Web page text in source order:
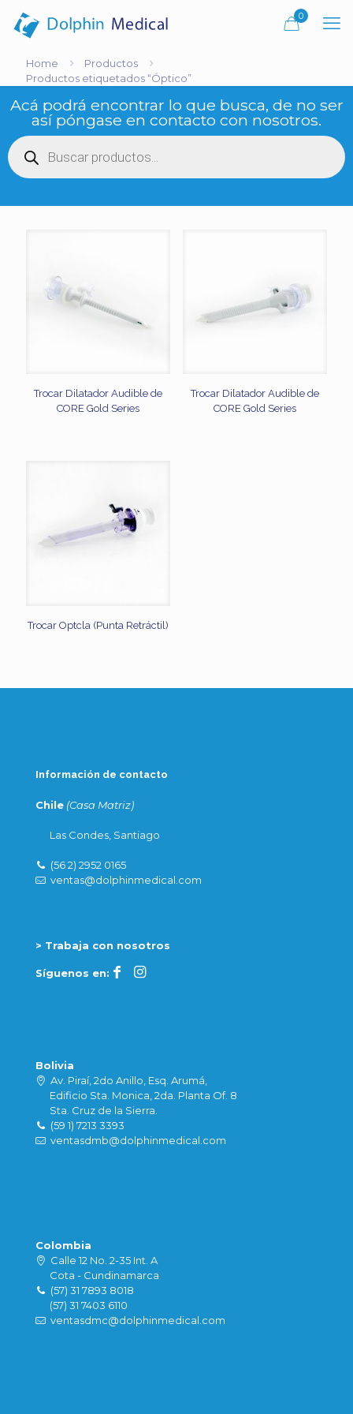
0
Home
Productos
Productos etiquetados “Óptico”
Acá podrá encontrar lo que busca, de no ser
así póngase en contacto con nosotros.
Búsqueda
de
productos
Trocar Dilatador Audible de
CORE Gold Series
Trocar Dilatador Audible de
CORE Gold Series
Trocar Optcla (Punta Retráctil)
Información de contacto
Chile (Casa Matriz)
Las Condes, Santiago
(56 2) 2952 0165
ventas@dolphinmedical.com
> Trabaja con nosotros
Síguenos en:
Bolivia
Av. Piraí, 2do Anillo, Esq. Arumá,
Edificio Sta. Monica, 2da. Planta Of. 8
Sta. Cruz de la Sierra.
(59 1) 7213 3393
ventasdmb@dolphinmedical.com
Colombia
Calle 12 No. 2-35 Int. A
Cota - Cundinamarca
(57) 31 7893 8018
(57) 31 7403 6110
ventasdmc@dolphinmedical.com